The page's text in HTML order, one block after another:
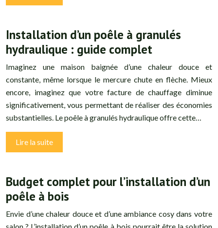
Installation d’un poêle à granulés
hydraulique : guide complet
Imaginez une maison baignée d’une chaleur douce et
constante, même lorsque le mercure chute en flèche. Mieux
encore, imaginez que votre facture de chauffage diminue
significativement, vous permettant de réaliser des économies
substantielles. Le poêle à granulés hydraulique offre cette…
Lire la suite
Budget complet pour l’installation d’un
poêle à bois
Envie d’une chaleur douce et d’une ambiance cosy dans votre
salon ? L’installation d’un poêle à bois pourrait être la solution